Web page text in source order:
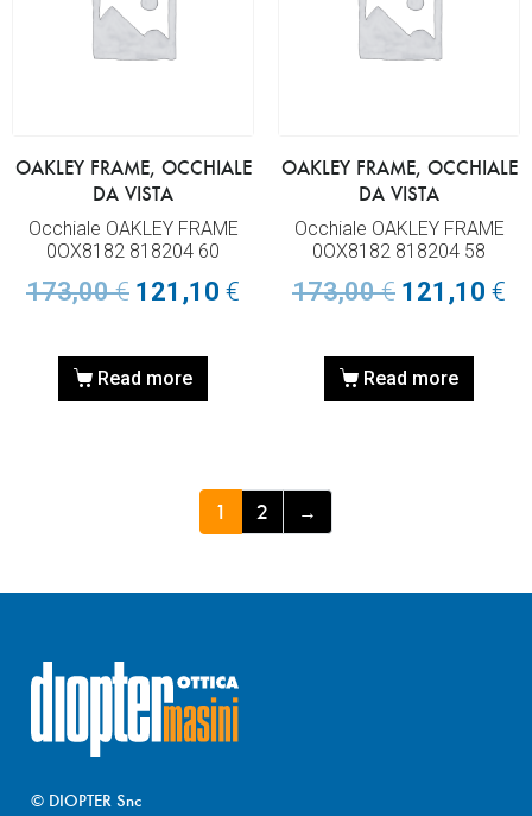
OAKLEY FRAME, OCCHIALE
DA VISTA
Occhiale OAKLEY FRAME
0OX8182 818204 60
173,00€ 121,10 €
Read more
OAKLEY FRAME, OCCHIALE
DA VISTA
Occhiale OAKLEY FRAME
0OX8182 818204 58
173,00€ 121,10 €
Read more
1 2 →
© DIOPTER Snc